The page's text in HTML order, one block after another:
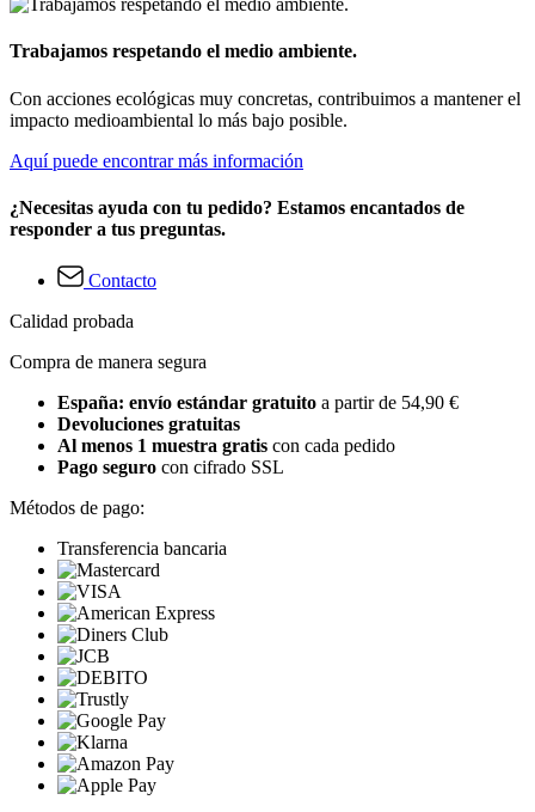
Trabajamos respetando el medio ambiente.
Con acciones ecológicas muy concretas, contribuimos a mantener el
impacto medioambiental lo más bajo posible.
Aquí puede encontrar más información
¿Necesitas ayuda con tu pedido? Estamos encantados de
responder a tus preguntas.
Contacto
Calidad probada
Compra de manera segura
España: envío estándar gratuito a partir de 54,90 €
Devoluciones gratuitas
Al menos 1 muestra gratis con cada pedido
Pago seguro con cifrado SSL
Métodos de pago:
Transferencia bancaria